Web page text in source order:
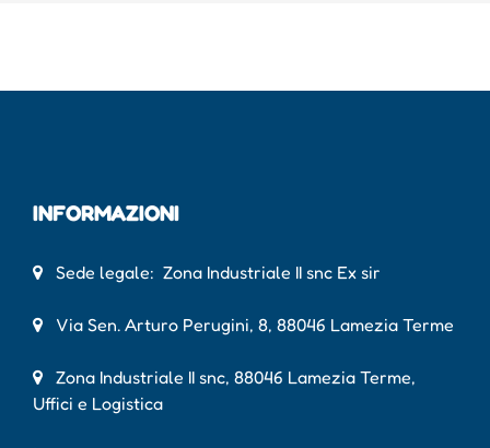
INFORMAZIONI
Sede legale: Zona Industriale II snc Ex sir
Via Sen. Arturo Perugini, 8, 88046 Lamezia Terme
Zona Industriale II snc, 88046 Lamezia Terme,
Uffici e Logistica